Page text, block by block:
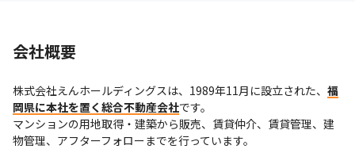
会社概要
株式会社えんホールディングスは、1989年11月に設立された、 福
岡県に本社を置く総合不動産会社です。
マンションの用地取得・建築から販売、賃貸仲介、賃貸管理、建
物管理、アフターフォローまでを行っています。